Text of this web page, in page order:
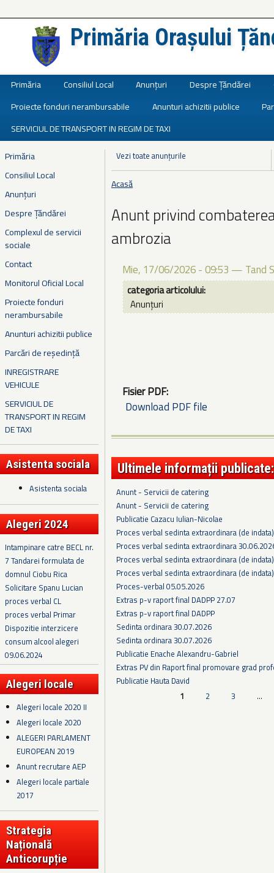
Primăria Orașului
Primăria Consiliul Local Anunțuri Despre Țăndărei
Proiecte fonduri nerambursabile
Anunturi achizitii publice
SERVICIUL DE TRANSPORT IN REGIM DE TAXI
Primăria
Consiliul Local
Anunțuri
Despre Țăndărei
Complexul de servicii
sociale
Contact
Monitorul Oficial Local
Proiecte fonduri
nerambursabile
Anunturi achizitii publice
Parcări de reședință
INREGISTRARE
VEHICULE
SERVICIUL DE
TRANSPORT IN REGIM
DE TAXI
Asistenta sociala
Asistenta sociala
Alegeri 2024
Intampinare catre BECL nr.
7 Tandarei formulata de
domnul Ciobu Rica
Solicitare Spanu Lucian
proces verbal CL
proces verbal Primar
Dispozitie interzicere
consum alcool alegeri
09.06.2024
Alegeri locale
Alegeri locale 2020 II
Alegeri locale 2020
ALEGERI PARLAMENT
EUROPEAN 2019
Anunt recrutare AEP
Alegeri locale partiale
2017
Strategia
Națională
Anticorupție
Vezi toate anunțurile
Eşti aici
Acasă
Anunt privind
ambrozia
Mie, 17/06/2026 - 09:53 — Tand
categoria articolului:
Anunțuri
Fisier PDF:
Download PDF file
Ultimele informații publicate:
Anunt - Servicii de catering
Anunt - Servicii de catering
Publicatie Cazacu Iulian-Nicolae
Proces verbal sedinta extraordinara (de
Proces verbal sedinta extraordinara
Proces verbal sedinta extraordinara (de
Proces verbal sedinta extraordinara (de
Proces-verbal 05.05.2026
Extras p-v raport final DADPP 27.07
Extras p-v raport final DADPP
Sedinta ordinara 30.07.2026
Sedinta ordinara 30.07.2026
Publicatie Enache Alexandru-Gabriel
Extras PV din Raport final promovare grad
Publicatie Hauta David
1 2 3 …